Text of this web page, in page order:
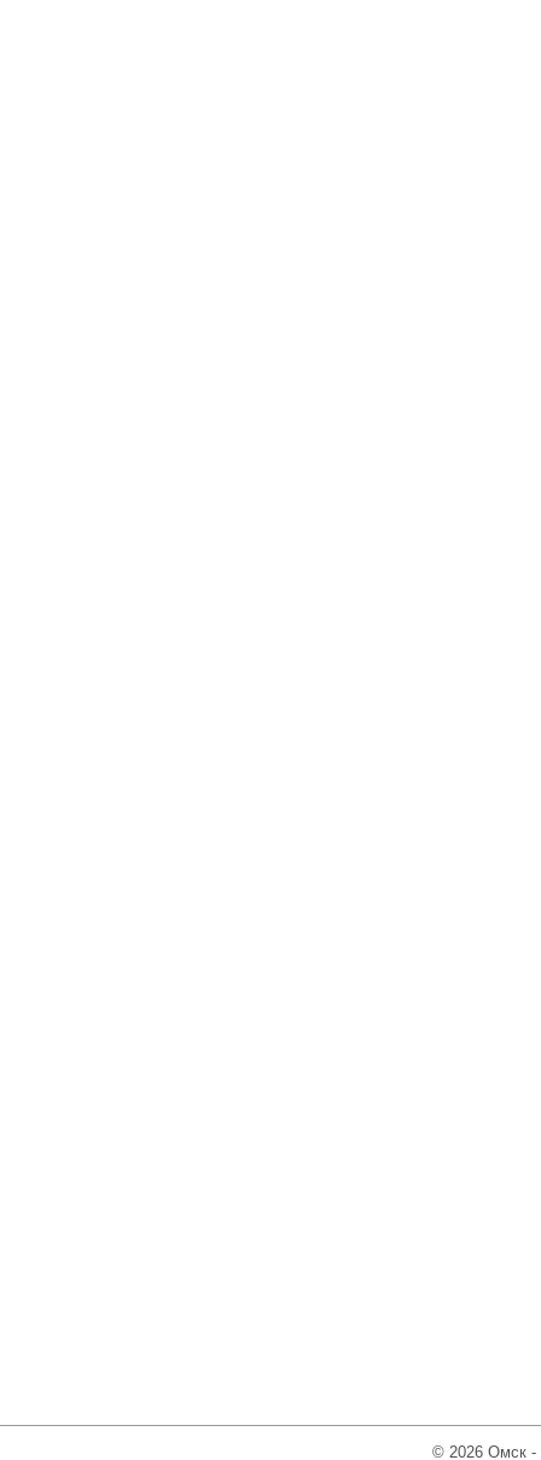
© 2026 Омск -